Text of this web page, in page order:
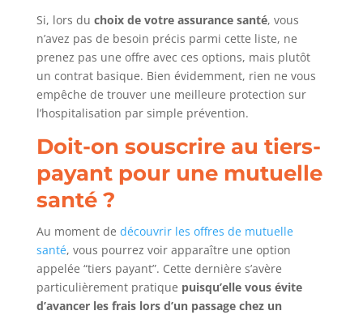
Si, lors du choix de votre assurance santé, vous
n’avez pas de besoin précis parmi cette liste, ne
prenez pas une offre avec ces options, mais plutôt
un contrat basique. Bien évidemment, rien ne vous
empêche de trouver une meilleure protection sur
l’hospitalisation par simple prévention.
Doit-on souscrire au tiers-
payant pour une mutuelle
santé ?
Au moment de découvrir les offres de mutuelle
santé, vous pourrez voir apparaître une option
appelée “tiers payant”. Cette dernière s’avère
particulièrement pratique puisqu’elle vous évite
d’avancer les frais lors d’un passage chez un